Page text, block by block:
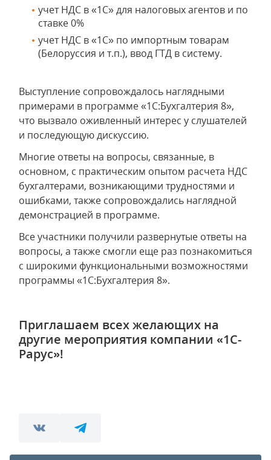
учет НДС в «1С» для налоговых агентов и по
ставке 0%
учет НДС в «1С» по импортным товарам
(Белоруссия и т.п.), ввод ГТД в систему.
Выступление сопровождалось наглядными
примерами в программе «1С:Бухгалтерия 8»,
что вызвало оживленный интерес у слушателей
и последующую дискуссию.
Многие ответы на вопросы, связанные, в
основном, с практическим опытом расчета НДС
бухгалтерами, возникающими трудностями и
ошибками, также сопровождались наглядной
демонстрацией в программе.
Все участники получили развернутые ответы на
вопросы, а также смогли еще раз познакомиться
с широкими функциональными возможностями
программы «1С:Бухгалтерия 8».
Приглашаем всех желающих на
другие мероприятия компании «1С-
Рарус»!